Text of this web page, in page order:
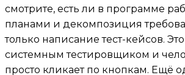
смотрите, есть ли в программе
планами и декомпозиция
только написание тест-кейсов.
системным тестировщиком и
просто кликает по кнопкам. Ещё